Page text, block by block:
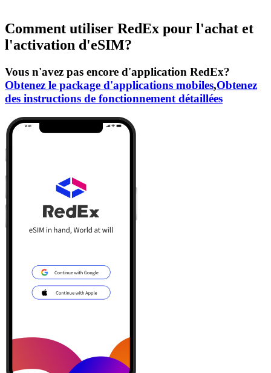
Comment utiliser RedEx pour l'achat et
l'activation d'eSIM?
Vous n'avez pas encore d'application RedEx?
Obtenez le package d'applications mobiles,Obtenez
des instructions de fonctionnement détaillées